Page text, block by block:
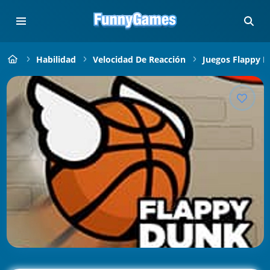
Habilidad Velocidad De Reacción Juegos Flappy